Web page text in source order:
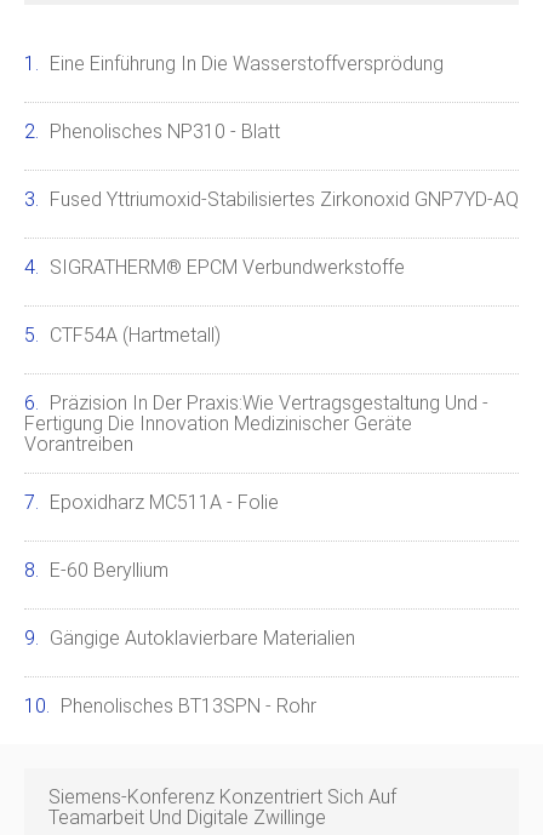
Eine Einführung In Die Wasserstoffversprödung
Phenolisches NP310 - Blatt
Fused Yttriumoxid-Stabilisiertes Zirkonoxid GNP7YD-AQ
SIGRATHERM® EPCM Verbundwerkstoffe
CTF54A (Hartmetall)
Präzision In Der Praxis:Wie Vertragsgestaltung Und -
Fertigung Die Innovation Medizinischer Geräte
Vorantreiben
Epoxidharz MC511A - Folie
E-60 Beryllium
Gängige Autoklavierbare Materialien
Phenolisches BT13SPN - Rohr
Siemens-Konferenz Konzentriert Sich Auf
Teamarbeit Und Digitale Zwillinge